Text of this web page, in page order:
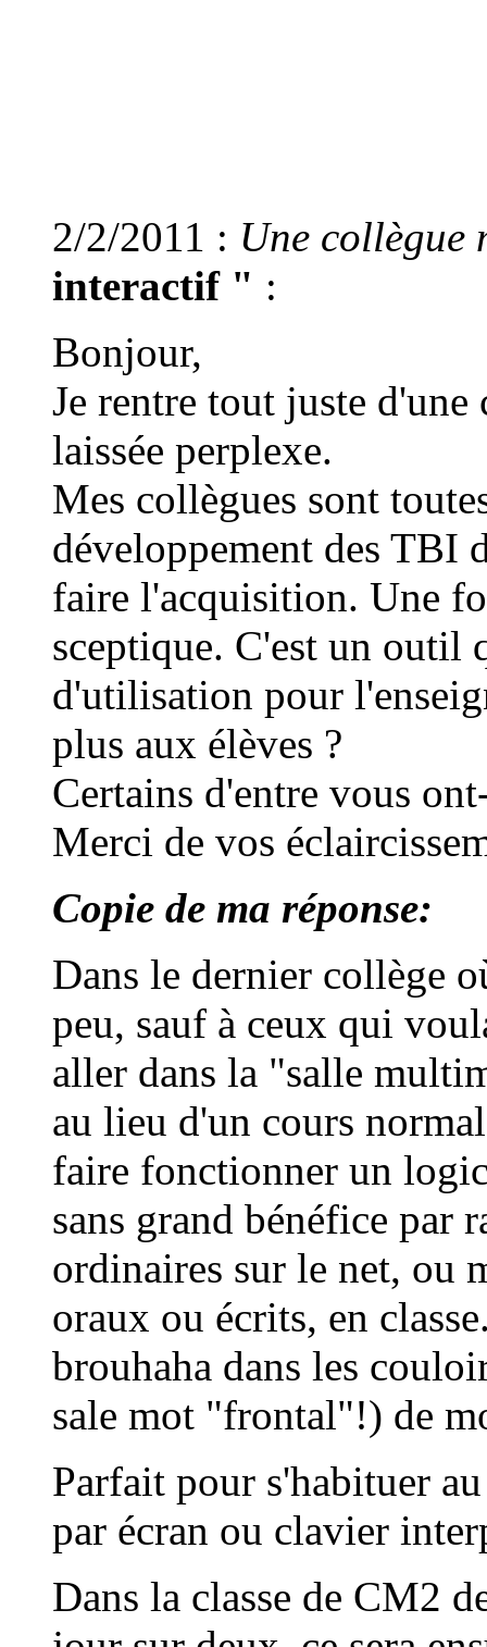
2/2/2011 : Une collègue
interactif " :
Bonjour,
Je rentre tout juste
laissée perplexe.
Mes collègues sont
développement des TBI
faire l'acquisition. Une
sceptique. C'est un outil
d'utilisation pour
plus aux élèves ?
Certains d'entre vous
Merci de vos
Copie de ma réponse:
Dans le dernier collège
peu, sauf à ceux qui
aller dans la "salle
au lieu d'un cours
faire fonctionner un
sans grand bénéfice par
ordinaires sur le net, ou
oraux ou écrits, en
brouhaha dans les
sale mot "frontal"!) de
Parfait pour s'habituer
par écran ou clavier
Dans la classe de CM2